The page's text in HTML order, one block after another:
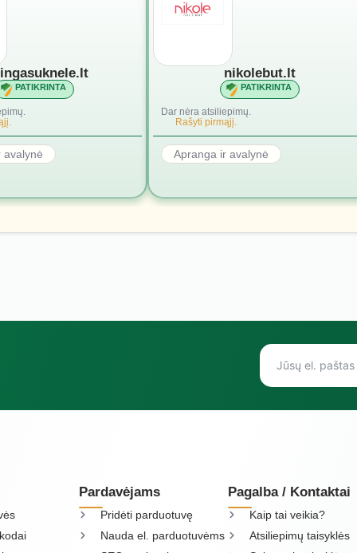
PATIKRINTA
avalynė
nikolebut.lt
PATIKRINTA
Dar nėra atsiliepimų.
Rašyti pirmąjį.
Apranga ir avalynė
Pardavėjams
Pridėti parduotuvę
Nauda el. parduotuvėms
Pagalba / Kontaktai
Kaip tai veikia?
Atsiliepimų taisyklės